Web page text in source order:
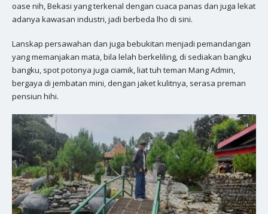
oase nih, Bekasi yang terkenal dengan cuaca panas dan juga lekat
adanya kawasan industri, jadi berbeda lho di sini.
Lanskap persawahan dan juga bebukitan menjadi pemandangan
yang memanjakan mata, bila lelah berkeliling, di sediakan bangku
bangku, spot potonya juga ciamik, liat tuh teman Mang Admin,
bergaya di jembatan mini, dengan jaket kulitnya, serasa preman
pensiun hihi.